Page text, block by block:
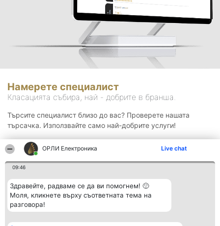
ОРЛИ Електроника Live chat
09:46
Здравейте, радваме се да ви помогнем! 🙂
Моля, кликнете върху съответната тема на
разговора!
Намерете специалист
Класацията събира, най - добрите в бранша.
Търсите специалист близо до вас? Проверете нашата
търсачка. Използвайте само най-добрите услуги!